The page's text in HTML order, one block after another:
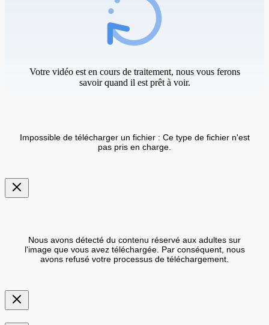
Votre vidéo est en cours de traitement, nous vous ferons
savoir quand il est prêt à voir.
Impossible de télécharger un fichier : Ce type de fichier n'est
pas pris en charge.
Nous avons détecté du contenu réservé aux adultes sur
l'image que vous avez téléchargée. Par conséquent, nous
avons refusé votre processus de téléchargement.